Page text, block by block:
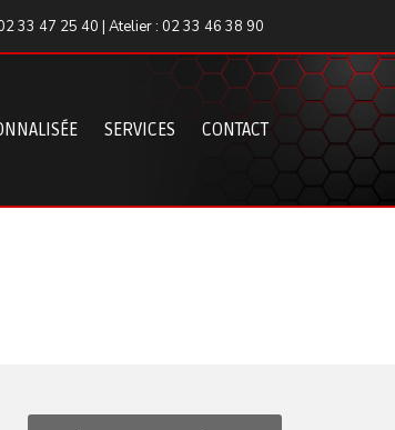
33 47 25 40 | Atelier : 02 33 46 38 90
SERVICES CONTACT